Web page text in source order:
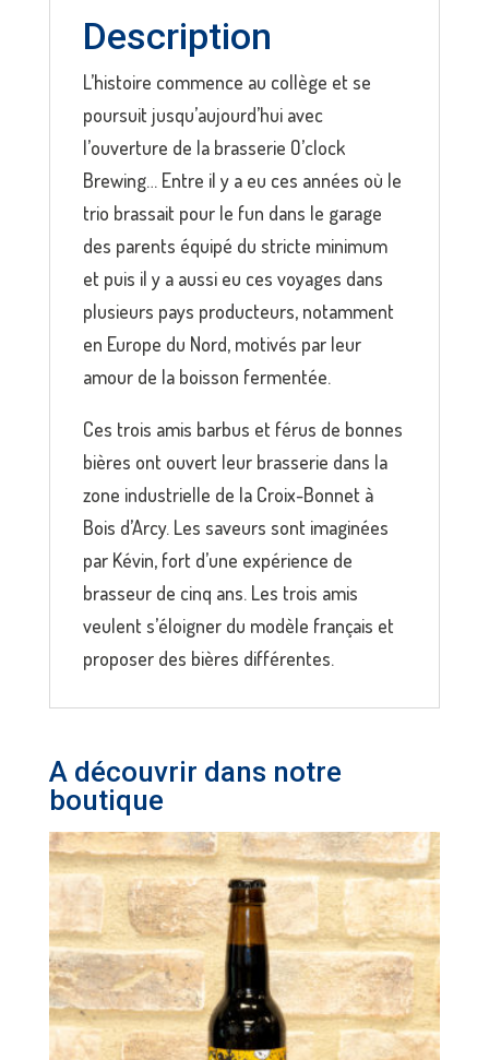
Description
L’histoire commence au collège et se
poursuit jusqu’aujourd’hui avec
l’ouverture de la brasserie O’clock
Brewing… Entre il y a eu ces années où le
trio brassait pour le fun dans le garage
des parents équipé du stricte minimum
et puis il y a aussi eu ces voyages dans
plusieurs pays producteurs, notamment
en Europe du Nord, motivés par leur
amour de la boisson fermentée.
Ces trois amis barbus et férus de bonnes
bières ont ouvert leur brasserie dans la
zone industrielle de la Croix-Bonnet à
Bois d’Arcy. Les saveurs sont imaginées
par Kévin, fort d’une expérience de
brasseur de cinq ans. Les trois amis
veulent s’éloigner du modèle français et
proposer des bières différentes.
A découvrir dans notre
boutique